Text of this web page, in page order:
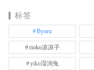
标签
Byoru
rioko凉凉子
yiko湿润兔